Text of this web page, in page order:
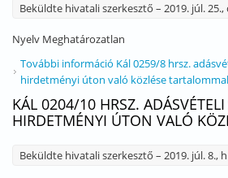
Beküldte hivatali szerkesztő – 2019. júl. 25.,
Nyelv Meghatározatlan
További információ Kál 0259/8 hrsz.
hirdetményi úton való közlése
KÁL 0204/10 HRSZ. ADÁSVÉTELI
HIRDETMÉNYI ÚTON VALÓ
Beküldte hivatali szerkesztő – 2019. júl. 8.,